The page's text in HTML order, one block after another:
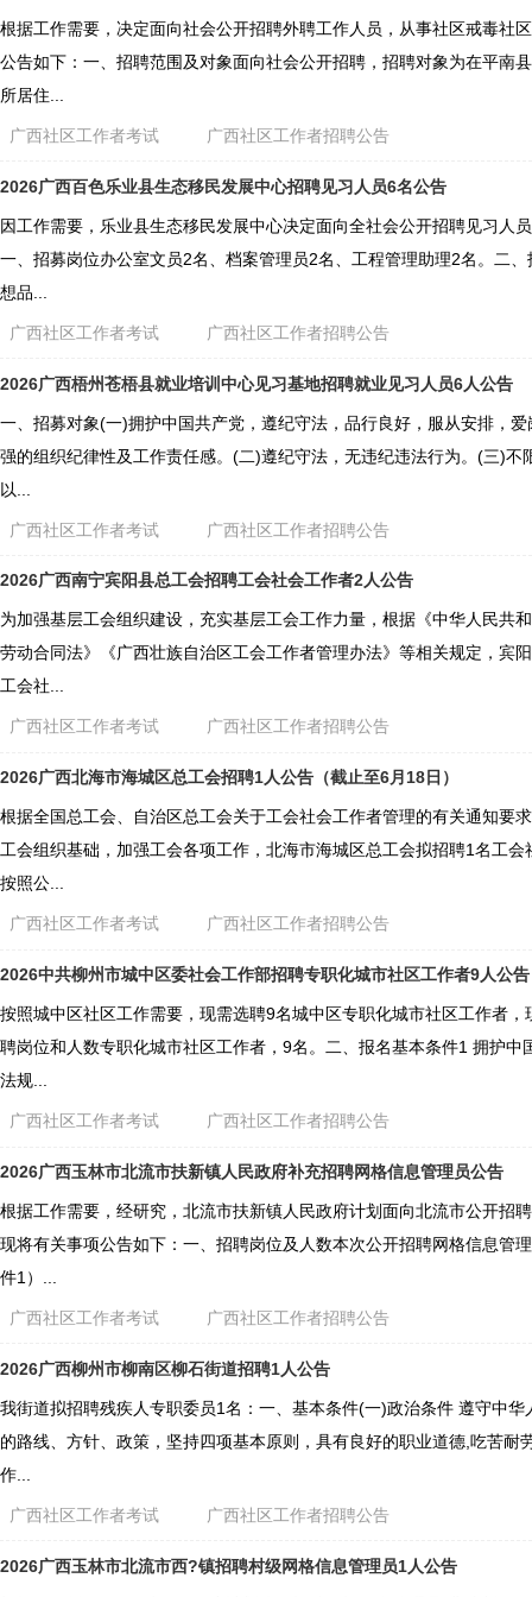
根据工作需要，决定面向社会公开招聘外聘工作人员，从事社区戒毒社
公告如下：一、招聘范围及对象面向社会公开招聘，招聘对象为在平南
所居住...
广西社区工作者考试 广西社区工作者招聘公告
2026广西百色乐业县生态移民发展中心招聘见习人员6名公告
因工作需要，乐业县生态移民发展中心决定面向全社会公开招聘见习人
一、招募岗位办公室文员2名、档案管理员2名、工程管理助理2名。二
想品...
广西社区工作者考试 广西社区工作者招聘公告
2026广西梧州苍梧县就业培训中心见习基地招聘就业见习人员6人公告
一、招募对象(一)拥护中国共产党，遵纪守法，品行良好，服从安排，
强的组织纪律性及工作责任感。(二)遵纪守法，无违纪违法行为。(三)不
以...
广西社区工作者考试 广西社区工作者招聘公告
2026广西南宁宾阳县总工会招聘工会社会工作者2人公告
为加强基层工会组织建设，充实基层工会工作力量，根据《中华人民共
劳动合同法》《广西壮族自治区工会工作者管理办法》等相关规定，宾
工会社...
广西社区工作者考试 广西社区工作者招聘公告
2026广西北海市海城区总工会招聘1人公告（截止至6月18日）
根据全国总工会、自治区总工会关于工会社会工作者管理的有关通知要
工会组织基础，加强工会各项工作，北海市海城区总工会拟招聘1名工
按照公...
广西社区工作者考试 广西社区工作者招聘公告
2026中共柳州市城中区委社会工作部招聘专职化城市社区工作者9人公告
按照城中区社区工作需要，现需选聘9名城中区专职化城市社区工作者
聘岗位和人数专职化城市社区工作者，9名。二、报名基本条件1 拥护中
法规...
广西社区工作者考试 广西社区工作者招聘公告
2026广西玉林市北流市扶新镇人民政府补充招聘网格信息管理员公告
根据工作需要，经研究，北流市扶新镇人民政府计划面向北流市公开招
现将有关事项公告如下：一、招聘岗位及人数本次公开招聘网格信息管
件1）...
广西社区工作者考试 广西社区工作者招聘公告
2026广西柳州市柳南区柳石街道招聘1人公告
我街道拟招聘残疾人专职委员1名：一、基本条件(一)政治条件 遵守中
的路线、方针、政策，坚持四项基本原则，具有良好的职业道德,吃苦耐
作...
广西社区工作者考试 广西社区工作者招聘公告
2026广西玉林市北流市西?镇招聘村级网格信息管理员1人公告